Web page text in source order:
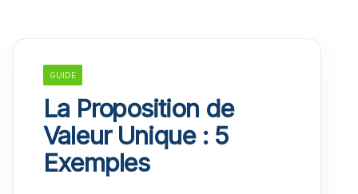
GUIDE
La Proposition de
Valeur Unique : 5
Exemples